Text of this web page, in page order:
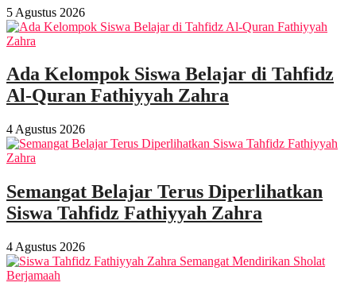
5 Agustus 2026
Ada Kelompok Siswa Belajar di Tahfidz
Al-Quran Fathiyyah Zahra
4 Agustus 2026
Semangat Belajar Terus Diperlihatkan
Siswa Tahfidz Fathiyyah Zahra
4 Agustus 2026